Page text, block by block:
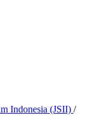
Indonesia (JSII) /